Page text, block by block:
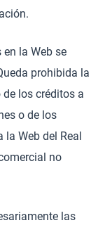
la Web se
prohibida la
los créditos a
o de los
la Web del Real
no
las